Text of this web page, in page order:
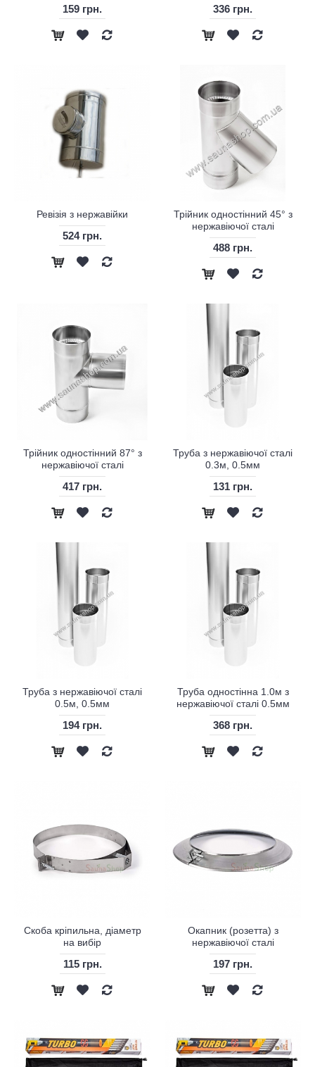
159 грн. 336 грн.
Ревізія з нержавійки
524 грн.
Трійник одностінний 45° з
нержавіючої сталі
488 грн.
Трійник одностінний 87° з
нержавіючої сталі
417 грн.
Труба з нержавіючої сталі
0.3м, 0.5мм
131 грн.
Труба з нержавіючої сталі
0.5м, 0.5мм
194 грн.
Труба одностінна 1.0м з
нержавіючої сталі 0.5мм
368 грн.
Скоба кріпильна, діаметр
на вибір
115 грн.
Окапник (розетта) з
нержавіючої сталі
197 грн.